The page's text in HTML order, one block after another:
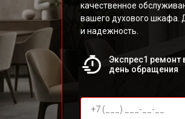
качественное
вашего духового шкафа.
и надежность.
Экспрес1 ремонт
день обращения